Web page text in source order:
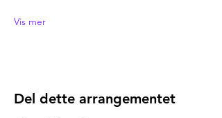
Vis mer
Del dette arrangementet